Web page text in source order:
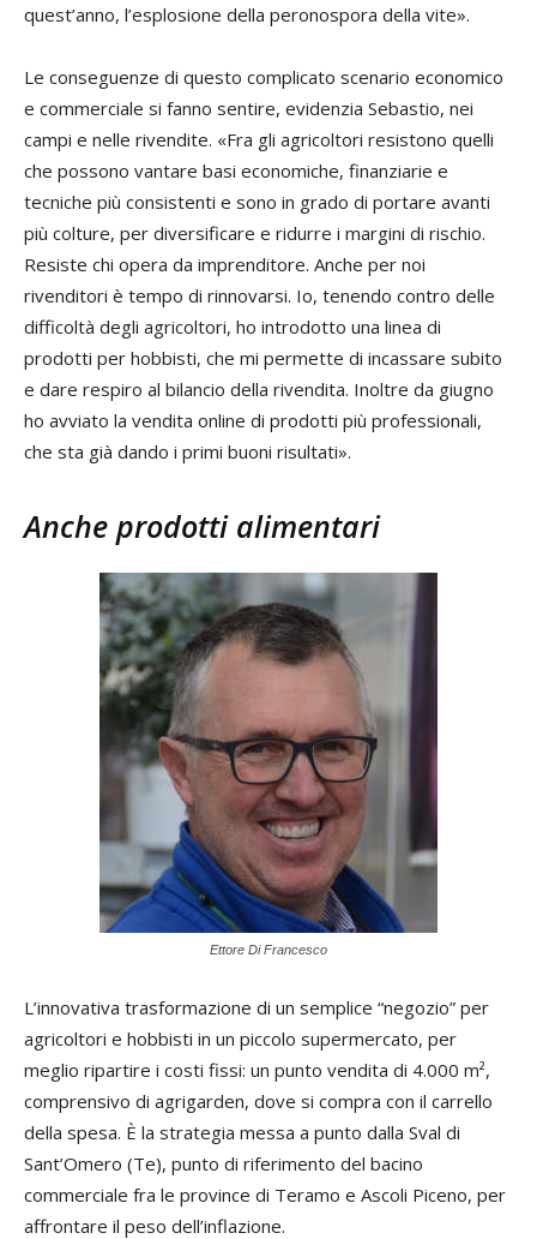
quest’anno, l’esplosione della peronospora della vite».
Le conseguenze di questo complicato scenario economico
e commerciale si fanno sentire, evidenzia Sebastio, nei
campi e nelle rivendite. «Fra gli agricoltori resistono quelli
che possono vantare basi economiche, finanziarie e
tecniche più consistenti e sono in grado di portare avanti
più colture, per diversificare e ridurre i margini di rischio.
Resiste chi opera da imprenditore. Anche per noi
rivenditori è tempo di rinnovarsi. Io, tenendo contro delle
difficoltà degli agricoltori, ho introdotto una linea di
prodotti per hobbisti, che mi permette di incassare subito
e dare respiro al bilancio della rivendita. Inoltre da giugno
ho avviato la vendita online di prodotti più professionali,
che sta già dando i primi buoni risultati».
Anche prodotti alimentari
Ettore Di Francesco
L’innovativa trasformazione di un semplice “negozio” per
agricoltori e hobbisti in un piccolo supermercato, per
meglio ripartire i costi fissi: un punto vendita di 4.000 m²,
comprensivo di agrigarden, dove si compra con il carrello
della spesa. È la strategia messa a punto dalla Sval di
Sant’Omero (Te), punto di riferimento del bacino
commerciale fra le province di Teramo e Ascoli Piceno, per
affrontare il peso dell’inflazione.